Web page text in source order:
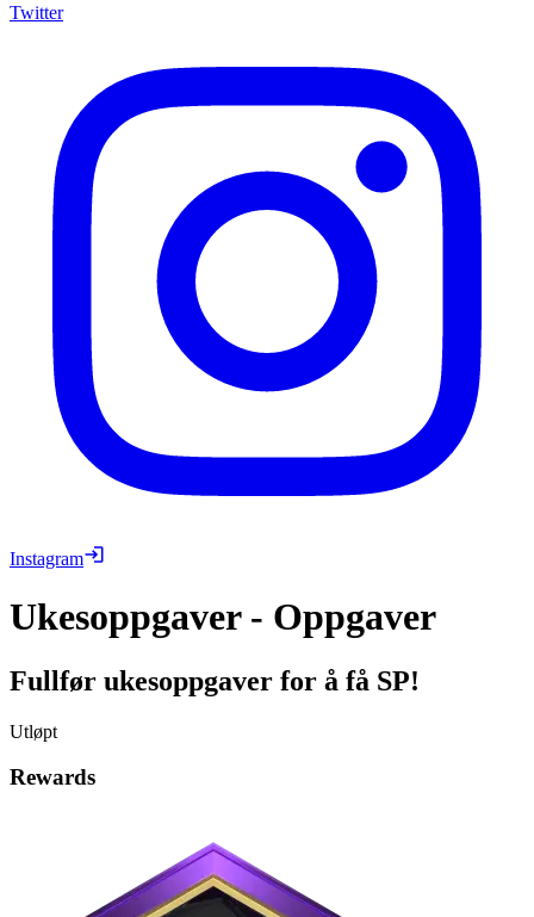
Twitter
Instagram
Ukesoppgaver - Oppgaver
Fullfør ukesoppgaver for å få SP!
Utløpt
Rewards